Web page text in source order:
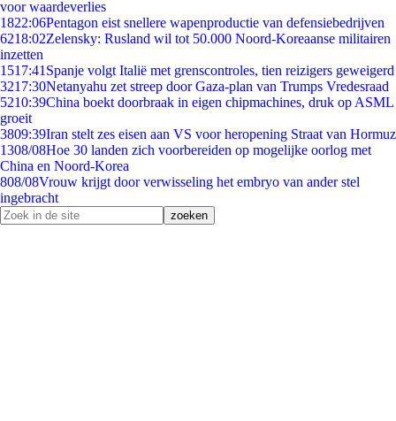
voor waardeverlies
1822:06Pentagon eist snellere wapenproductie van defensiebedrijven
6218:02Zelensky: Rusland wil tot 50.000 Noord-Koreaanse militairen
inzetten
1517:41 Spanje volgt Italië met grenscontroles, tien reizigers geweigerd
3217:30Netanyahu zet streep door Gaza-plan van Trumps Vredesraad
5210:39China boekt doorbraak in eigen chipmachines, druk op ASML
groeit
3809:39Iran stelt zes eisen aan VS voor heropening Straat van Hormuz
1308/08Hoe 30 landen zich voorbereiden op mogelijke oorlog met
China en Noord-Korea
808/08Vrouw krijgt door verwisseling het embryo van ander stel
ingebracht